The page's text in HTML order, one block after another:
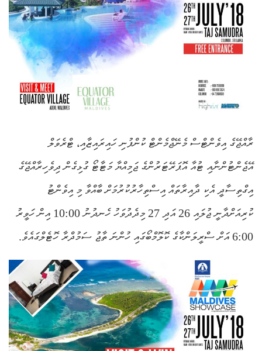
ރާއްޖޭގެ އިވެންޓްސް މެނޭޖްމެންޓް ކުންފުނި ހައިރައިޒާއި، ޓްރެވަލް
އޭޖެންޓުންނާއި ޓުއާ އޮޕަރޭޓަރުންގެ ޖަމިއްޔާ މަޓާޓޯ ގުޅިގެން ދިވެހިރާއްޖޭގެ
އިގްތިސާދީ އެކި ދާއިރާތައް އިސްތިހާރުކުރުމަށް ބާއްވާ މި އިވެންޓު
ކުރިއަށްދާނީ ޖުލައި 26 އަދި 27 މިދެދުވަހު ހެނދުނު 10:00 އިން ހަވީރު
6:00 އަށް ސްރީލަންކާގެ ކޮލޮމްބޯގައި ހުންނަ ތާޖު ސަމުދްރާ ހޮޓެލްގައެވެ.